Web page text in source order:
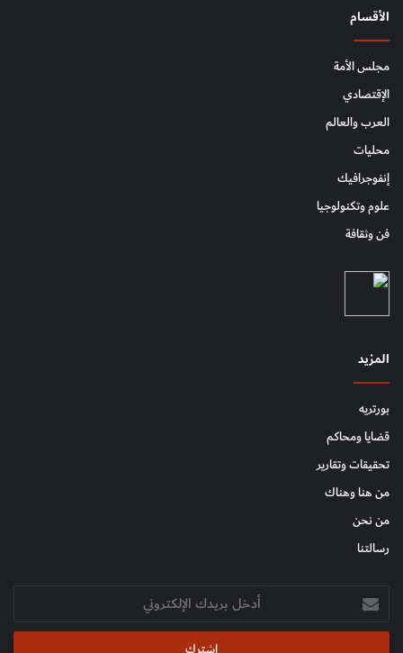
الأقسام
مجلس الأمة
الإقتصادي
العرب والعالم
محليات
إنفوجرافيك
علوم وتكنولوجيا
فن وثقافة
المزيد
بورتريه
قضايا ومحاكم
تحقيقات وتقارير
من هنا وهناك
من نحن
رسالتنا
أدخل
بريدك
الإلكتروني